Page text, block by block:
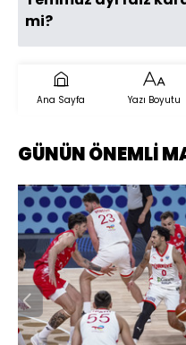
mi?
Ana Sayfa Yazı Boyutu
GÜNÜN ÖNEMLİ